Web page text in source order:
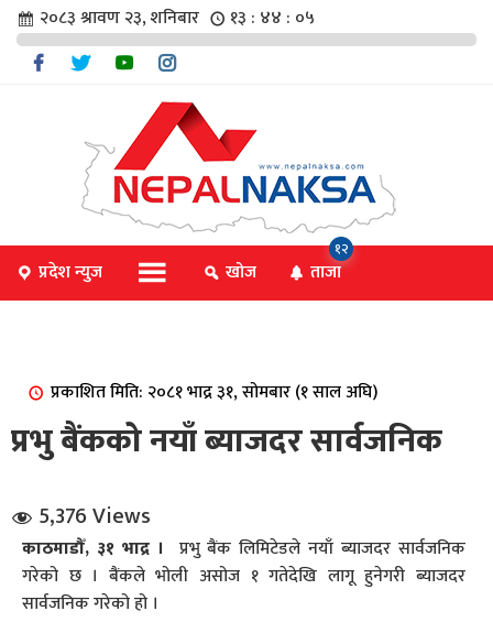
२०८३ श्रावण २३, शनिबार १३ : ४४ : ०५
प्रदेश न्युज खोज ताजा
१२
प्रकाशित मिति: २०८१ भाद्र ३१, सोमबार (१ साल अघि)
प्रभु बैंकको नयाँ ब्याजदर सार्वजनिक
5,376 Views
काठमाडौँ, ३१ भाद्र । प्रभु बैंक लिमिटेडले नयाँ ब्याजदर सार्वजनिक
गरेको छ । बैंकले भोली असोज १ गतेदेखि लागू हुनेगरी ब्याजदर
सार्वजनिक गरेको हो ।